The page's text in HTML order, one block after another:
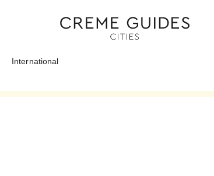
International